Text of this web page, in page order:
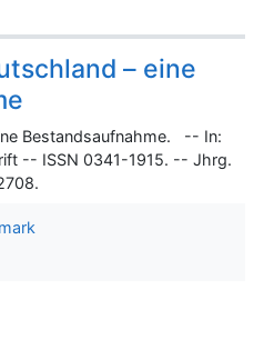
– eine
Bestandsaufnahme. -- In:
-- ISSN 0341-1915. -- Jhrg.